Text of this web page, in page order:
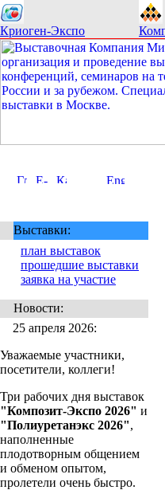
Криоген-Экспо
Выставки:
план выставок
прошедшие выставки
заявка на участие
Новости:
25 апреля 2026:
Уважаемые участники,
посетители, коллеги!
Три рабочих дня выставок
"Композит-Экспо 2026" и
"Полиуретанэкс 2026",
наполненные
плодотворным общением
и обменом опытом,
пролетели очень быстро.